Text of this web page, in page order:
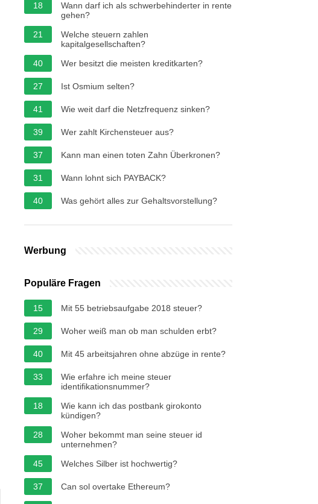
18
Wann darf ich als schwerbehinderter in rente
gehen?
21
Welche steuern zahlen
kapitalgesellschaften?
40
Wer besitzt die meisten kreditkarten?
27 Ist Osmium selten?
41 Wie weit darf die Netzfrequenz sinken?
39 Wer zahlt Kirchensteuer aus?
37 Kann man einen toten Zahn Überkronen?
31 Wann lohnt sich PAYBACK?
40 Was gehört alles zur Gehaltsvorstellung?
Werbung
Populäre Fragen
15 Mit 55 betriebsaufgabe 2018 steuer?
29 Woher weiß man ob man schulden erbt?
40 Mit 45 arbeitsjahren ohne abzüge in rente?
33
Wie erfahre ich meine steuer
identifikationsnummer?
18
Wie kann ich das postbank girokonto
kündigen?
28
Woher bekommt man seine steuer id
unternehmen?
45
Welches Silber ist hochwertig?
37 Can sol overtake Ethereum?